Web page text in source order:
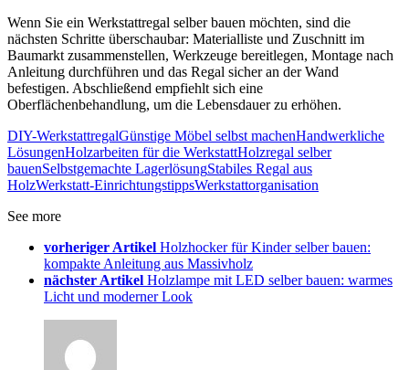
Wenn Sie ein Werkstattregal selber bauen möchten, sind die
nächsten Schritte überschaubar: Materialliste und Zuschnitt im
Baumarkt zusammenstellen, Werkzeuge bereitlegen, Montage nach
Anleitung durchführen und das Regal sicher an der Wand
befestigen. Abschließend empfiehlt sich eine
Oberflächenbehandlung, um die Lebensdauer zu erhöhen.
DIY-WerkstattregalGünstige Möbel selbst machenHandwerkliche
LösungenHolzarbeiten für die WerkstattHolzregal selber
bauenSelbstgemachte LagerlösungStabiles Regal aus
HolzWerkstatt-EinrichtungstippsWerkstattorganisation
See more
vorheriger Artikel Holzhocker für Kinder selber bauen:
kompakte Anleitung aus Massivholz
nächster Artikel Holzlampe mit LED selber bauen: warmes
Licht und moderner Look